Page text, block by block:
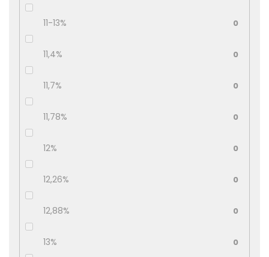
11-13% 0
11,4% 0
11,7% 0
11,78% 0
12% 0
12,26% 0
12,88% 0
13% 0